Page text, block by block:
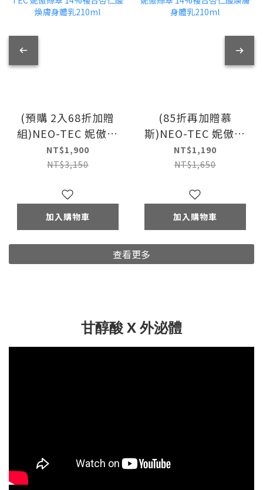
(預購 2入68折加贈
組)NEO-TEC 妮傲絲
翠 14%複合杏仁酸煥
膚身體乳210ml
NT$1,900
NT$3,150
加入購物車
(85折再加贈慕
斯)NEO-TEC 妮傲絲
翠 14%複合杏仁酸煥
膚身體乳210ml
NT$1,190
NT$1,650
加入購物車
查看更多
甘醇酸 X 外泌體